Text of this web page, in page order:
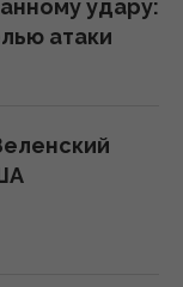
страны
на АЗС
- Le
удару:
атаки